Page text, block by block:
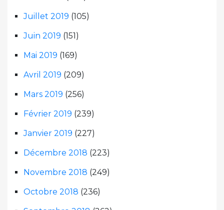
Juillet 2019 (105)
Juin 2019 (151)
Mai 2019 (169)
Avril 2019 (209)
Mars 2019 (256)
Février 2019 (239)
Janvier 2019 (227)
Décembre 2018 (223)
Novembre 2018 (249)
Octobre 2018 (236)